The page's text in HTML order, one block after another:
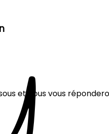
et nous vous